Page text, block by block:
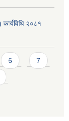
२०८१
6 7